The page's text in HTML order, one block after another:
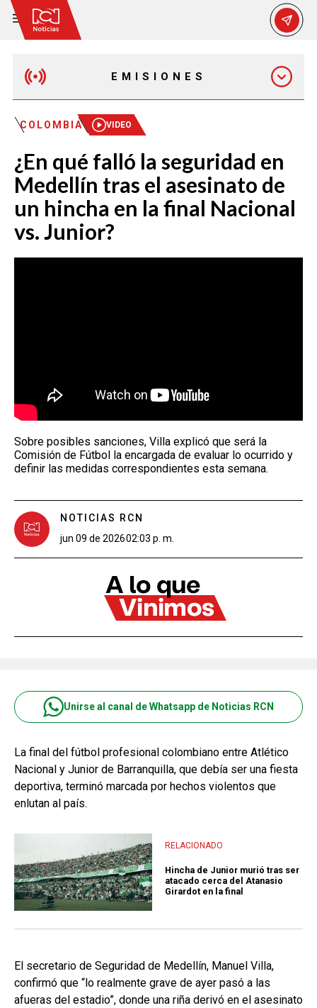
EMISIONES
MAÑANA EXPRESS
EMISIÓN 12:30 PM
EMISIÓN 7:00 PM
EMISIÓN 11:30 PM
COLOMBIA VIDEO
¿En qué falló la seguridad en
Medellín tras el asesinato de
un hincha en la final Nacional
vs. Junior?
Sobre posibles sanciones, Villa explicó que será la
Comisión de Fútbol la encargada de evaluar lo ocurrido y
definir las medidas correspondientes esta semana.
NOTICIAS RCN
jun 09 de 202602:03 p. m.
Unirse al canal de Whatsapp de Noticias RCN
La final del fútbol profesional colombiano entre Atlético
Nacional y Junior de Barranquilla, que debía ser una fiesta
deportiva, terminó marcada por hechos violentos que
enlutan al país.
RELACIONADO
Hincha de Junior murió tras ser
atacado cerca del Atanasio
Girardot en la final
El secretario de Seguridad de Medellín, Manuel Villa,
confirmó que “lo realmente grave de ayer pasó a las
afueras del estadio”, donde una riña derivó en el asesinato